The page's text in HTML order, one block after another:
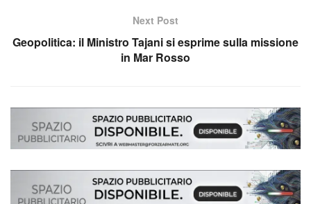
Next Post
Geopolitica: il Ministro Tajani si esprime sulla missione
in Mar Rosso